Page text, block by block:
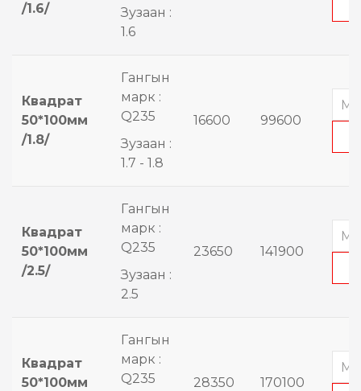
/1.6/
Зузаан :
1.6
Квадрат
50*100мм
/1.8/
Гангын
марк :
Q235
Зузаан :
1.7 - 1.8
16600 99600
Квадрат
50*100мм
/2.5/
Гангын
марк :
Q235
Зузаан :
2.5
23650 141900
Квадрат
50*100мм
Гангын
марк :
Q235
28350 170100